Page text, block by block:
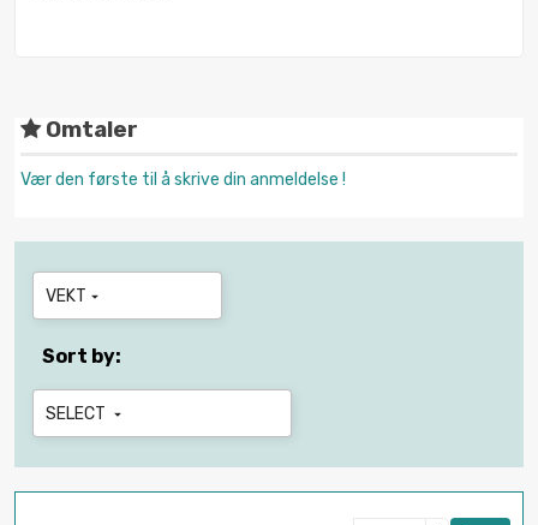
Omtaler
Vær den første til å skrive din anmeldelse !
VEKT 
Sort by:
SELECT 